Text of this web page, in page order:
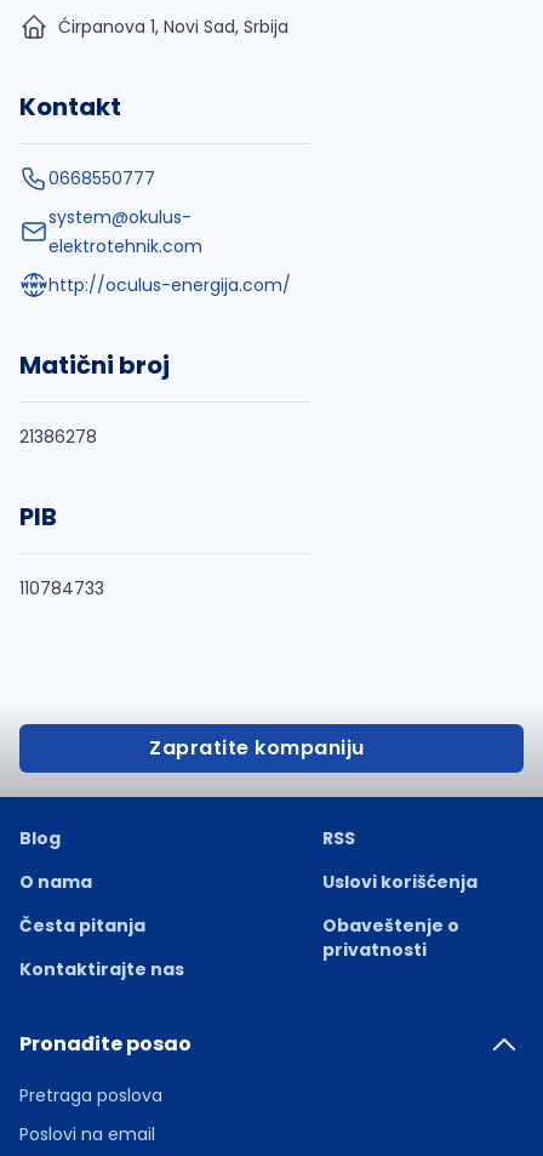
Ćirpanova 1, Novi Sad, Srbija
Kontakt
0668550777
system@okulus-
elektrotehnik.com
http://oculus-energija.com/
Matični broj
21386278
PIB
110784733
Zapratite kompaniju
Blog
O nama
Česta pitanja
Kontaktirajte nas
RSS
Uslovi korišćenja
Obaveštenje o
privatnosti
Pronađite posao
Pretraga poslova
Poslovi na email